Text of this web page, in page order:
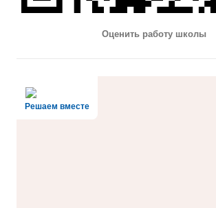
Оценить работу школы
Решаем вместе